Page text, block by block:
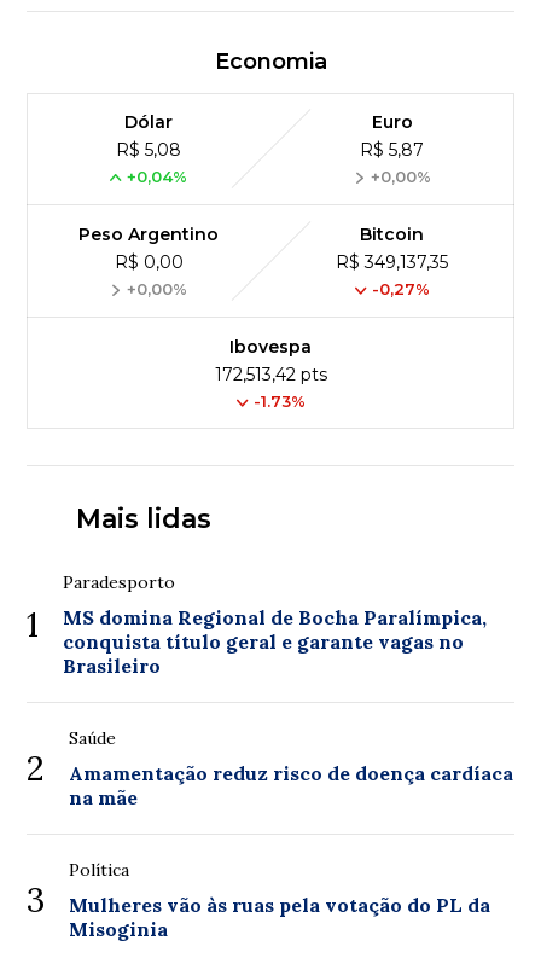
Economia
Dólar
R$ 5,08
+0,04%
Euro
R$ 5,87
+0,00%
Peso Argentino
R$ 0,00
+0,00%
Bitcoin
R$ 349,137,35
-0,27%
Ibovespa
172,513,42 pts
-1.73%
Mais lidas
1
Paradesporto
MS domina Regional de Bocha Paralímpica,
conquista título geral e garante vagas no
Brasileiro
2
Saúde
Amamentação reduz risco de doença cardíaca
na mãe
3
Política
Mulheres vão às ruas pela votação do PL da
Misoginia